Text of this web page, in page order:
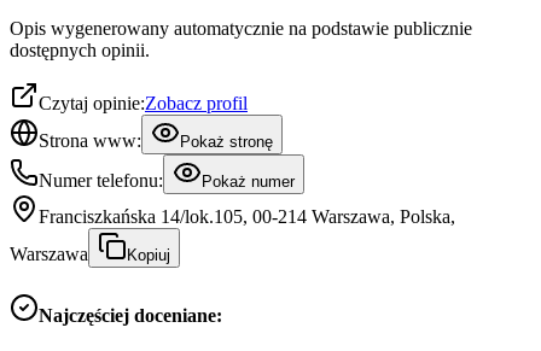
Opis wygenerowany automatycznie na podstawie publicznie
dostępnych opinii.
Czytaj opinie:Zobacz profil
Strona www:
Pokaż stronę
Numer telefonu: Pokaż numer
Franciszkańska 14/lok.105, 00-214 Warszawa, Polska,
Warszawa
Kopiuj
Najczęściej doceniane: